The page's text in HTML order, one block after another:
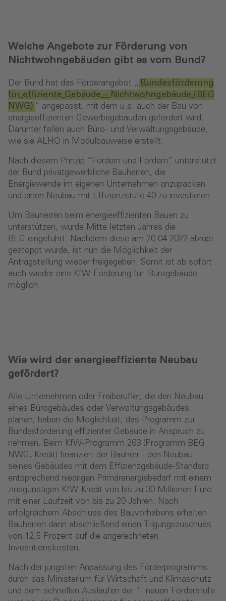
Welche Angebote zur Förderung von
Nichtwohngebäuden gibt es vom Bund?
Der Bund hat das Förderangebot „ Bundesförderung
für effiziente Gebäude – Nichtwohngebäude (BEG
NWG) “ angepasst, mit dem u.a. auch der Bau von
energieeffizienten Gewerbegebäuden gefördert wird.
Darunter fallen auch Büro- und Verwaltungsgebäude,
wie sie ALHO in Modulbauweise erstellt.
Nach diesem Prinzip “Fordern und Fördern” unterstützt
der Bund privatgewerbliche Bauherren, die
Energiewende im eigenen Unternehmen anzupacken
und einen Neubau mit Effizienzstufe 40 zu investieren.
Um Bauherren beim energieeffizienten Bauen zu
unterstützen, wurde Mitte letzten Jahres die
BEG eingeführt. Nachdem diese am 20.04 2022 abrupt
gestoppt wurde, ist nun die Möglichkeit der
Antragstellung wieder freigegeben. Somit ist ab sofort
auch wieder eine KfW-Förderung für
Bürogebäude
möglich.
Wie wird der energieeffiziente Neubau
gefördert?
Alle Unternehmen oder Freiberufler, die den Neubau
eines Bürogebäudes oder Verwaltungsgebäudes
planen, haben die Möglichkeit, das Programm zur
Bundesförderung effizienter Gebäude in Anspruch zu
nehmen. Beim KfW-Programm 263 (Programm BEG
NWG, Kredit) finanziert der Bauherr - den Neubau
seines Gebäudes mit dem Effizienzgebäude-Standard
entsprechend niedrigen Primärenergiebedarf mit einem
zinsgünstigen KfW-Kredit von bis zu 30 Millionen Euro
mit einer Laufzeit von bis zu 20 Jahren. Nach
erfolgreichem Abschluss des Bauvorhabens erhalten
Bauherren dann abschließend einen Tilgungszuschuss
von 12,5 Prozent auf die angerechneten
Investitionskosten.
Nach der jüngsten Anpassung des Förderprogramms
durch das Ministerium für Wirtschaft und Klimaschutz
und dem schnellen Auslaufen der 1. neuen Förderstufe